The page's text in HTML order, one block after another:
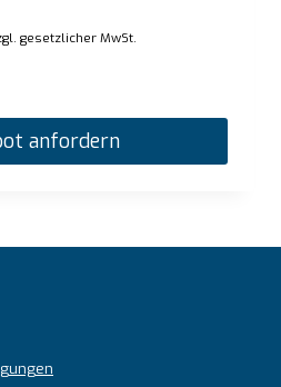
gesetzlicher MwSt.
anfordern